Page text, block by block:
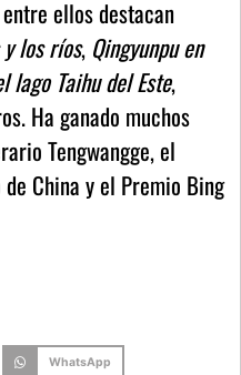
ellos destacan
los ríos, Qingyunpu en
lago Taihu del Este,
Ha ganado muchos
Tengwangge, el
China y el Premio Bing
WhatsApp